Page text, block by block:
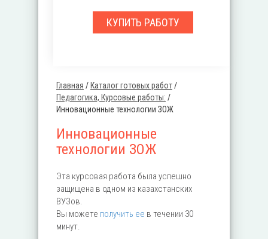
Вы здесь
Главная / Каталог готовых работ/
Педагогика, Курсовые работы: /
Инновационные технологии ЗОЖ
Инновационные
технологии ЗОЖ
Эта курсовая работа была успешно
защищена в одном из казахстанских
ВУЗов.
Вы можете получить ее в течении 30
минут.
КУПИТЬ РАБОТУ